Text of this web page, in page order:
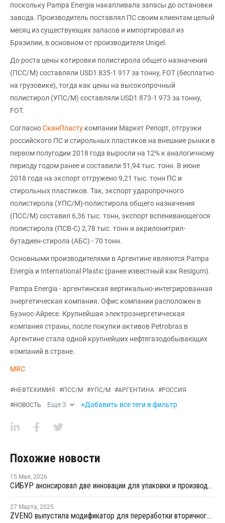
поскольку Pampa Energia накапливала запасы до остановки
завода. Производитель поставлял ПС своим клиентам целый
месяц из существующих запасов и импортировал из
Бразилии, в основном от производителя Unigel.
До роста цены котировки полистирола общего назначения
(ПСС/М) составляли USD1 835-1 917 за тонну, FOT (бесплатно
на грузовике), тогда как цены на высокопрочный
полистирол (УПС/М) составляли USD1 873-1 973 за тонну,
FOT.
СогласноСканПласту компании Маркет Репорт, отгрузки
российского ПС и стирольных пластиков на внешние рынки в
первом полугодии 2018 года выросли на 12% к аналогичному
периоду годом ранее и составили 51,94 тыс. тонн. В июне
2018 года на экспорт отгружено 9,21 тыс. тонн ПС и
стирольных пластиков. Так, экспорт ударопрочного
полистирола (УПС/М)-полистирола общего назначения
(ПСС/М) составил 6,36 тыс. тонн, экспорт вспенивающегося
полистирола (ПСВ-С) 2,78 тыс. тонн и акрилонитрил-
бутадиен-стирола (АБС) - 70 тонн.
Основными производителями в Аргентине являются Pampa
Energia и International Plastic (ранее известный как Resigum).
Pampa Energia - аргентинская вертикально-интегрированная
энергетическая компания. Офис компании расположен в
Буэнос-Айресе. Крупнейшая электроэнергетическая
компания страны, после покупки активов Petrobras в
Аргентине стала одной крупнейших нефтегазодобывающих
компаний в стране.
MRC
#НЕФТЕХИМИЯ #ПСС/М #УПС/М #АРГЕНТИНА #РОССИЯ
#НОВОСТЬ Еще3 +Добавить все теги в фильтр
Похожие новости
15 Мая, 2026
СИБУР анонсировал две инновации для упаковки и производства бытовой техники
27 Марта, 2025
ZVENO выпустила модификатор для переработки вторичного ПС